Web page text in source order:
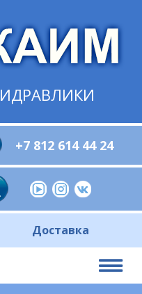
+7 812 614 44 24
Доставка